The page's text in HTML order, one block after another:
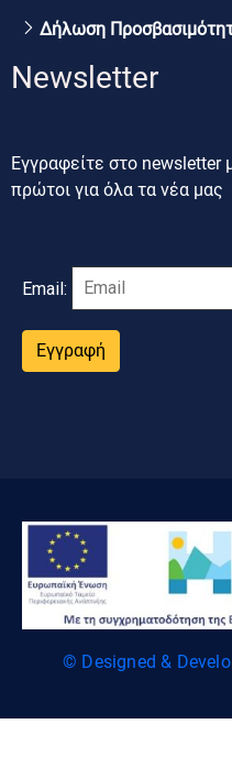
Δήλωση
Newsletter
Εγγραφείτε στο newsletter
πρώτοι για όλα τα νέα μας
Email:
Εγγραφή
© Designed &